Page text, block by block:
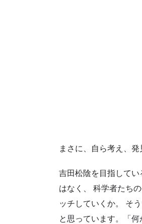
まさに、自ら考え、発
吉田松陰を目指して
はなく、 科学者たち
ッチしていくか。 そ
と思っています。
「